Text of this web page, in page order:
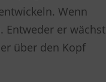
Wenn
Entweder er wächst
über den Kopf